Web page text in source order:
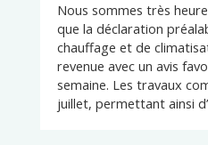
Nous sommes très
que la déclaration
chauffage et de
revenue avec un avis
semaine. Les travaux
juillet, permettant ainsi